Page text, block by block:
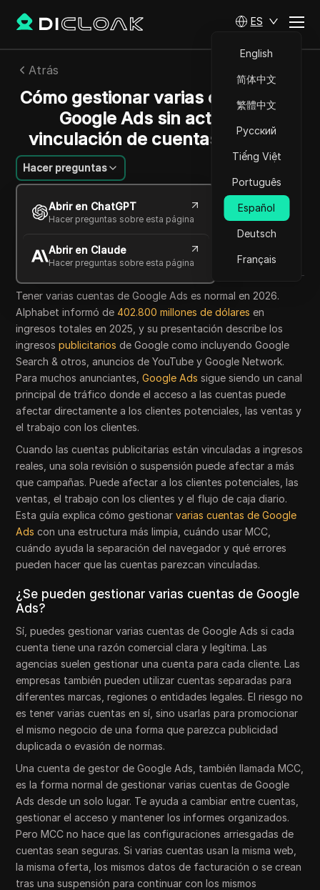
ES
English
简体中文
繁體中文
Русский
Tiếng Việt
Português
Español
Deutsch
Français
Atrás
Cómo gestionar varias cuentas de
Google Ads sin activar la
vinculación de cuentas en 2026
Hacer preguntas
Abrir en ChatGPT
Hacer preguntas sobre esta página
Abrir en Claude
Hacer preguntas sobre esta página
João Silva
18 jun 2026 7
minuto de lectura
Copy Link
Tener varias cuentas de Google Ads es normal en 2026.
Alphabet informó de 402.800 millones de dólares en
ingresos totales en 2025, y su presentación describe los
ingresospublicitarios de Google como incluyendo Google
Search & otros, anuncios de YouTube y Google Network.
Para muchos anunciantes,Google Ads sigue siendo un canal
principal de tráfico donde el acceso a las cuentas puede
afectar directamente a los clientes potenciales, las ventas y
el trabajo con los clientes.
Cuando las cuentas publicitarias están vinculadas a ingresos
reales, una sola revisión o suspensión puede afectar a más
que campañas. Puede afectar a los clientes potenciales, las
ventas, el trabajo con los clientes y el flujo de caja diario.
Esta guía explica cómo gestionarvarias cuentas de Google
Ads con una estructura más limpia, cuándo usar MCC,
cuándo ayuda la separación del navegador y qué errores
pueden hacer que las cuentas parezcan vinculadas.
¿Se pueden gestionar varias cuentas de Google
Ads?
Sí, puedes gestionar varias cuentas de Google Ads si cada
cuenta tiene una razón comercial clara y legítima. Las
agencias suelen gestionar una cuenta para cada cliente. Las
empresas también pueden utilizar cuentas separadas para
diferentes marcas, regiones o entidades legales. El riesgo no
es tener varias cuentas en sí, sino usarlas para promocionar
el mismo negocio de una forma que parezca publicidad
duplicada o evasión de normas.
Una cuenta de gestor de Google Ads, también llamada MCC,
es la forma normal de gestionar varias cuentas de Google
Ads desde un solo lugar. Te ayuda a cambiar entre cuentas,
gestionar el acceso y mantener los informes organizados.
Pero MCC no hace que las configuraciones arriesgadas de
cuentas sean seguras. Si varias cuentas usan la misma web,
la misma oferta, los mismos datos de facturación o se crean
tras una suspensión para continuar con los mismos